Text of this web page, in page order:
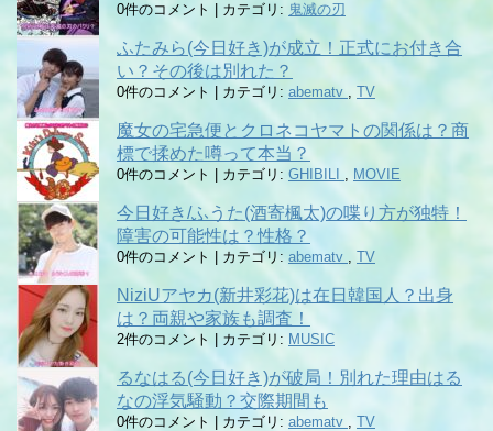
0件のコメント カテゴリ: 鬼滅の刃
ふたみら(今日好き)が成立！正式にお付き合
い？その後は別れた？
0件のコメント カテゴリ: abematv , TV
魔女の宅急便とクロネコヤマトの関係は？商
標で揉めた噂って本当？
0件のコメント カテゴリ: GHIBILI , MOVIE
今日好き/ふうた(酒寄楓太)の喋り方が独特！
障害の可能性は？性格？
0件のコメント カテゴリ: abematv , TV
NiziUアヤカ(新井彩花)は在日韓国人？出身
は？両親や家族も調査！
2件のコメント カテゴリ: MUSIC
るなはる(今日好き)が破局！別れた理由はる
なの浮気騒動？交際期間も
0件のコメント カテゴリ: abematv , TV